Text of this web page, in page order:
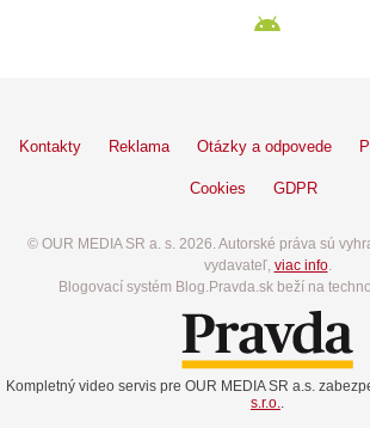
Kontakty Reklama Otázky a odpovede
Cookies GDPR
© OUR MEDIA SR a. s. 2026. Autorské práva sú
vydavateľ, viac info.
Blogovací systém Blog.Pravda.sk beží na
Kompletný video servis pre OUR MEDIA SR a.s.
s.r.o..